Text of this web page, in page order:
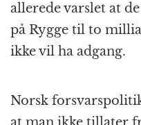
allerede varslet at
på Rygge til to
ikke vil ha adgang.
Norsk